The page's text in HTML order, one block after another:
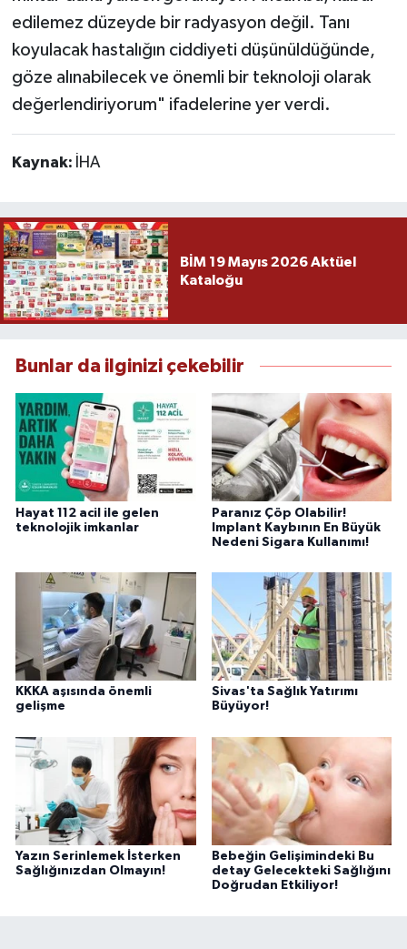
edilemez düzeyde bir radyasyon değil. Tanı
koyulacak hastalığın ciddiyeti düşünüldüğünde,
göze alınabilecek ve önemli bir teknoloji olarak
değerlendiriyorum" ifadelerine yer verdi.
Kaynak: İHA
BİM 19 Mayıs 2026 Aktüel
Kataloğu
Bunlar da ilginizi çekebilir
Hayat 112 acil ile gelen
teknolojik imkanlar
Paranız Çöp Olabilir!
Implant Kaybının En Büyük
Nedeni Sigara Kullanımı!
KKKA aşısında önemli
gelişme
Sivas'ta Sağlık Yatırımı
Büyüyor!
Yazın Serinlemek İsterken
Sağlığınızdan Olmayın!
Bebeğin Gelişimindeki Bu
detay Gelecekteki Sağlığını
Doğrudan Etkiliyor!